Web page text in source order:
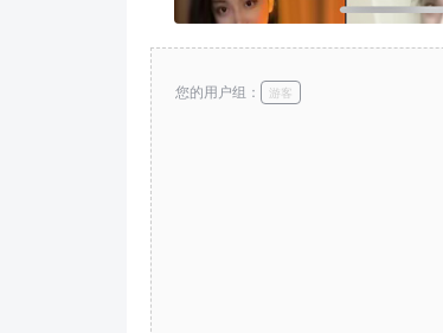
您的用户组： 游客